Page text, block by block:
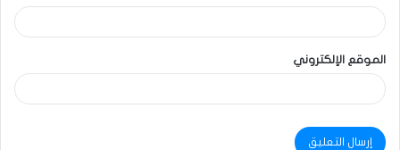
الموقع الإلكتروني